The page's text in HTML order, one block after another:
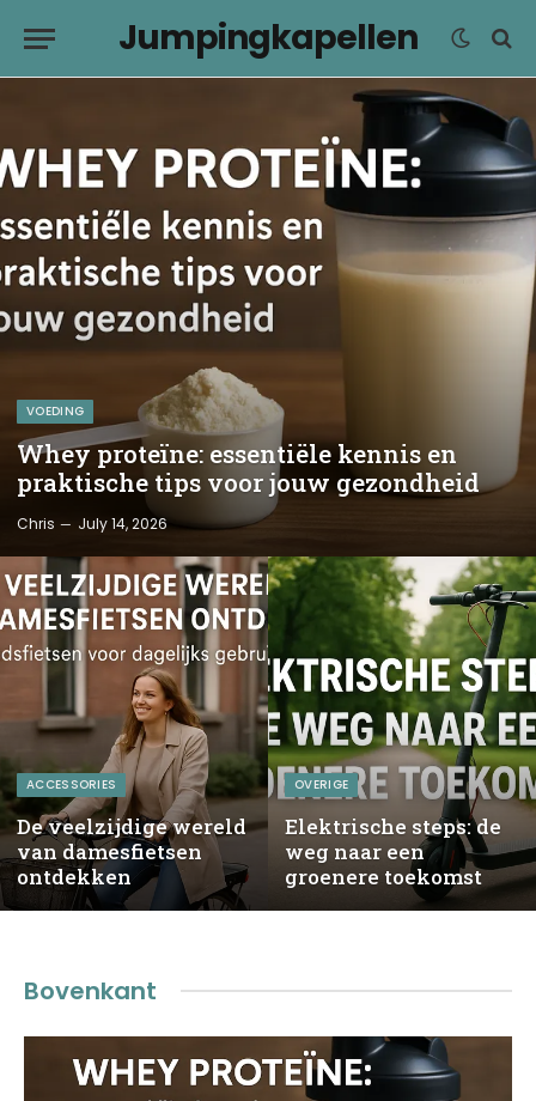
Jumpingkapellen
VOEDING
Whey proteïne: essentiële kennis en
praktische tips voor jouw gezondheid
Chris July 14, 2026
ACCESSORIES
De veelzijdige wereld
van damesfietsen
ontdekken
OVERIGE
Elektrische steps: de
weg naar een
groenere toekomst
Bovenkant